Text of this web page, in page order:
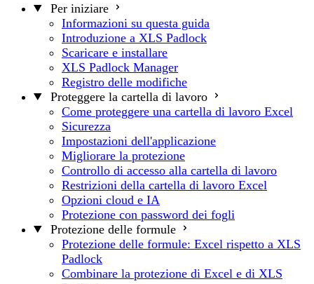
Per iniziare
Informazioni su questa guida
Introduzione a XLS Padlock
Scaricare e installare
XLS Padlock Manager
Registro delle modifiche
Proteggere la cartella di lavoro
Come proteggere una cartella di lavoro Excel
Sicurezza
Impostazioni dell'applicazione
Migliorare la protezione
Controllo di accesso alla cartella di lavoro
Restrizioni della cartella di lavoro Excel
Opzioni cloud e IA
Protezione con password dei fogli
Protezione delle formule
Protezione delle formule: Excel rispetto a XLS
Padlock
Combinare la protezione di Excel e di XLS